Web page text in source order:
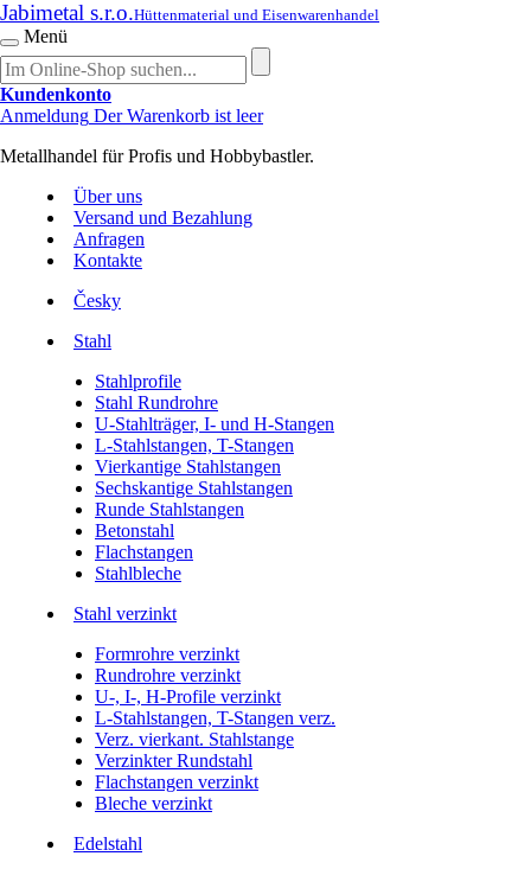
Jabimetal s.r.o.Hüttenmaterial und Eisenwarenhandel
Menü
Kundenkonto
Anmeldung Der Warenkorb ist leer
Metallhandel für Profis und Hobbybastler.
Über uns
Versand und Bezahlung
Anfragen
Kontakte
Česky
Stahl
Stahlprofile
Stahl Rundrohre
U-Stahlträger, I- und H-Stangen
L-Stahlstangen, T-Stangen
Vierkantige Stahlstangen
Sechskantige Stahlstangen
Runde Stahlstangen
Betonstahl
Flachstangen
Stahlbleche
Stahl verzinkt
Formrohre verzinkt
Rundrohre verzinkt
U-, I-, H-Profile verzinkt
L-Stahlstangen, T-Stangen verz.
Verz. vierkant. Stahlstange
Verzinkter Rundstahl
Flachstangen verzinkt
Bleche verzinkt
Edelstahl